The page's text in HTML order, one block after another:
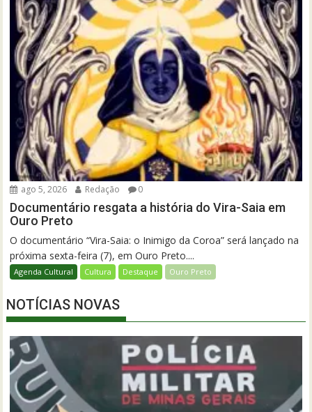
ago 5, 2026 Redação 0
Documentário resgata a história do Vira-Saia em
Ouro Preto
O documentário “Vira-Saia: o Inimigo da Coroa” será lançado na
próxima sexta-feira (7), em Ouro Preto....
Agenda Cultural Cultura Destaque Ouro Preto
NOTÍCIAS NOVAS